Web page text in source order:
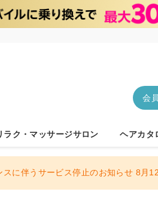
会
ラク・マッサージサロン ヘアカタ
スに伴うサービス停止のお知らせ 8月